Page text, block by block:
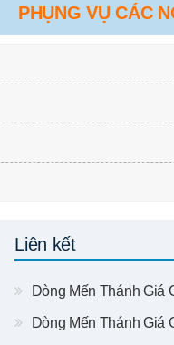
PHỤNG VỤ CÁC
Liên kết
Dòng Mến Thánh Giá
Dòng Mến Thánh Giá